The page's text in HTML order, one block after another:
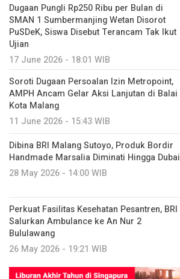
Dugaan Pungli Rp250 Ribu per Bulan di
SMAN 1 Sumbermanjing Wetan Disorot
PuSDeK, Siswa Disebut Terancam Tak Ikut
Ujian
17 June 2026 - 18:01 WIB
Soroti Dugaan Persoalan Izin Metropoint,
AMPH Ancam Gelar Aksi Lanjutan di Balai
Kota Malang
11 June 2026 - 15:43 WIB
Dibina BRI Malang Sutoyo, Produk Bordir
Handmade Marsalia Diminati Hingga Dubai
28 May 2026 - 14:00 WIB
Perkuat Fasilitas Kesehatan Pesantren, BRI
Salurkan Ambulance ke An Nur 2
Bululawang
26 May 2026 - 19:21 WIB